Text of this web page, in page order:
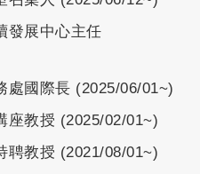
發展中心主任
處國際長 (2025/06/01~)
座教授 (2025/02/01~)
聘教授 (2021/08/01~)